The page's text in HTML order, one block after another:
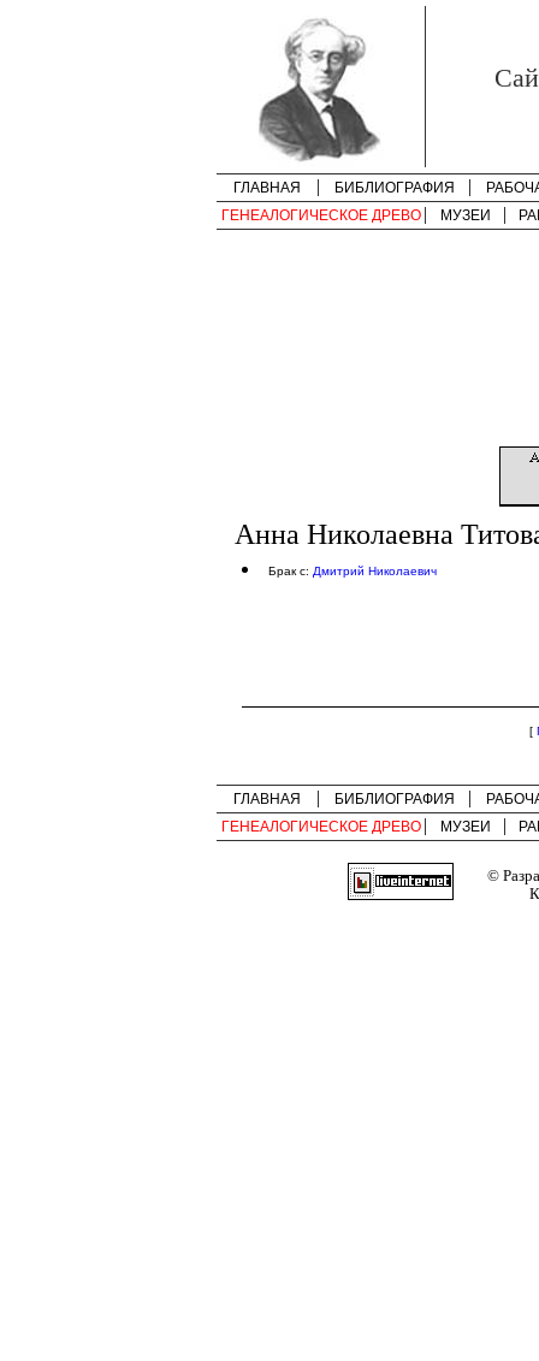
ГЛАВНАЯ БИБЛИОГРАФИЯ
ГЕНЕАЛОГИЧЕСКОЕ ДРЕВО
МУЗЕИ
Анна Николаевна
Брак с: Дмитрий Николаевич
[
ГЛАВНАЯ БИБЛИОГРАФИЯ
ГЕНЕАЛОГИЧЕСКОЕ ДРЕВО
МУЗЕИ
©